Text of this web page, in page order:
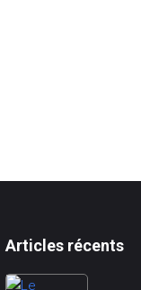
Articles récents